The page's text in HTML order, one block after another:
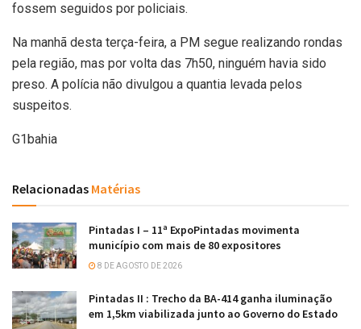
fossem seguidos por policiais.
Na manhã desta terça-feira, a PM segue realizando rondas
pela região, mas por volta das 7h50, ninguém havia sido
preso. A polícia não divulgou a quantia levada pelos
suspeitos.
G1bahia
Relacionadas Matérias
Pintadas I – 11ª ExpoPintadas movimenta
município com mais de 80 expositores
8 DE AGOSTO DE 2026
Pintadas II : Trecho da BA-414 ganha iluminação
em 1,5km viabilizada junto ao Governo do Estado